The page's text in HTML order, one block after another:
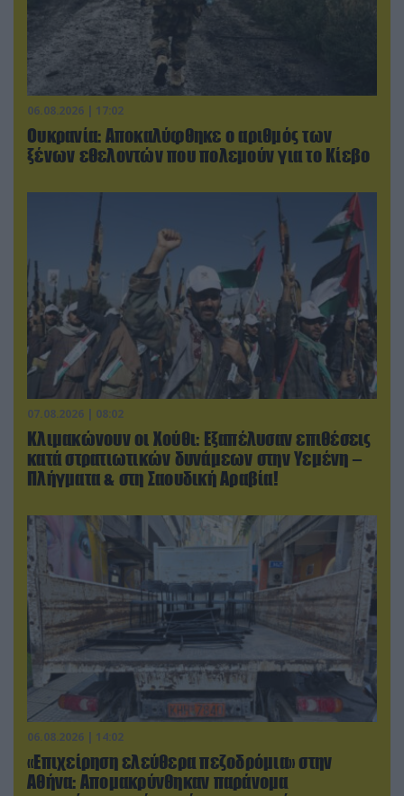
06.08.2026 | 17:02
Ουκρανία: Αποκαλύφθηκε ο αριθμός των
ξένων εθελοντών που πολεμούν για το Κίεβο
07.08.2026 | 08:02
Κλιμακώνουν οι Χούθι: Eξαπέλυσαν επιθέσεις
κατά στρατιωτικών δυνάμεων στην Υεμένη –
Πλήγματα & στη Σαουδική Αραβία!
06.08.2026 | 14:02
«Επιχείρηση ελεύθερα πεζοδρόμια» στην
Αθήνα: Απομακρύνθηκαν παράνομα